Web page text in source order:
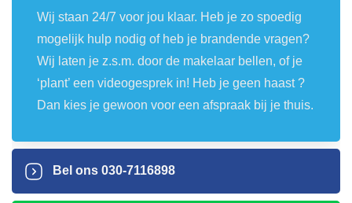
Wij staan 24/7 voor jou klaar. Heb je zo spoedig
mogelijk hulp nodig of heb je brandende vragen?
Wij laten je z.s.m. door de makelaar bellen, of je
‘plant’ een videogesprek in! Heb je geen haast ?
Dan kies je gewoon voor een afspraak bij je thuis.
Bel ons 030-7116898